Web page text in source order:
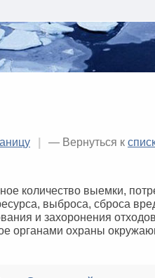
| — Вернуться к
количество выемки,
выброса, сброса
и захоронения
органами охраны